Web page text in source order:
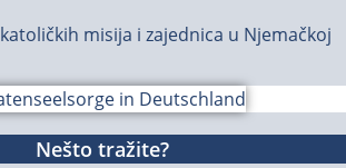
misija i zajednica u Njemačkoj
Nešto tražite?